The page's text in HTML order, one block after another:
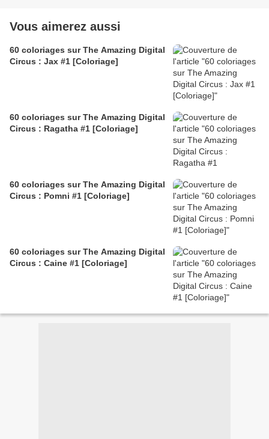
Vous aimerez aussi
60 coloriages sur The Amazing Digital
Circus : Jax #1 [Coloriage]
60 coloriages sur The Amazing Digital
Circus : Ragatha #1 [Coloriage]
60 coloriages sur The Amazing Digital
Circus : Pomni #1 [Coloriage]
60 coloriages sur The Amazing Digital
Circus : Caine #1 [Coloriage]